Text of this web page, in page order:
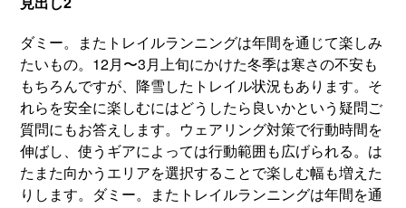
ダミー。またトレイルランニングは年間を通じて楽しみ
たいもの。12月〜3月上旬にかけた冬季は寒さの不安も
もちろんですが、降雪したトレイル状況もあります。そ
れらを安全に楽しむにはどうしたら良いかという疑問ご
質問にもお答えします。ウェアリング対策で行動時間を
伸ばし、使うギアによっては行動範囲も広げられる。は
たまた向かうエリアを選択することで楽しむ幅も増えた
りします。ダミー。またトレイルランニングは年間を通